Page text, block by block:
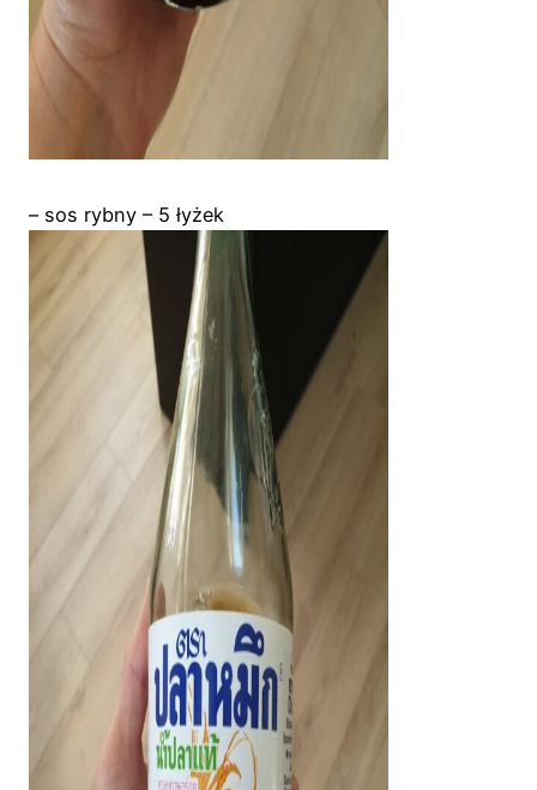
– sos rybny – 5 łyżek